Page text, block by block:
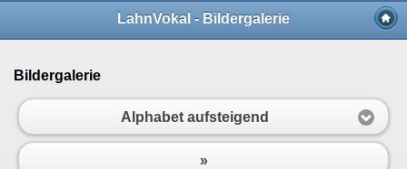
LahnVokal - Bildergalerie
Bildergalerie
Alphabet aufsteigend
»